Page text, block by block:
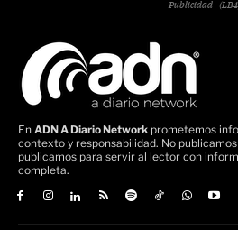
- Publicidad -
En ADN A Diario Network prometemos
contexto y responsabilidad. No
publicamos para servir al lector con
completa.